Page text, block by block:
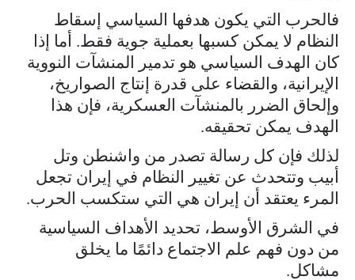
فالحرب التي يكون هدفها السياسي إسقاط
النظام لا يمكن كسبها بعملية جوية فقط. أما إذا
كان الهدف السياسي هو تدمير المنشآت النووية
الإيرانية، والقضاء على قدرة إنتاج الصواريخ،
وإلحاق الضرر بالمنشآت العسكرية، فإن هذا
الهدف يمكن تحقيقه.
لذلك فإن كل رسالة تصدر من واشنطن وتل
أبيب وتتحدث عن تغيير النظام في إيران تجعل
المرء يعتقد أن إيران هي التي ستكسب الحرب.
في الشرق الأوسط، تحديد الأهداف السياسية
من دون فهم علم الاجتماع دائمًا ما يخلق
مشاكل.